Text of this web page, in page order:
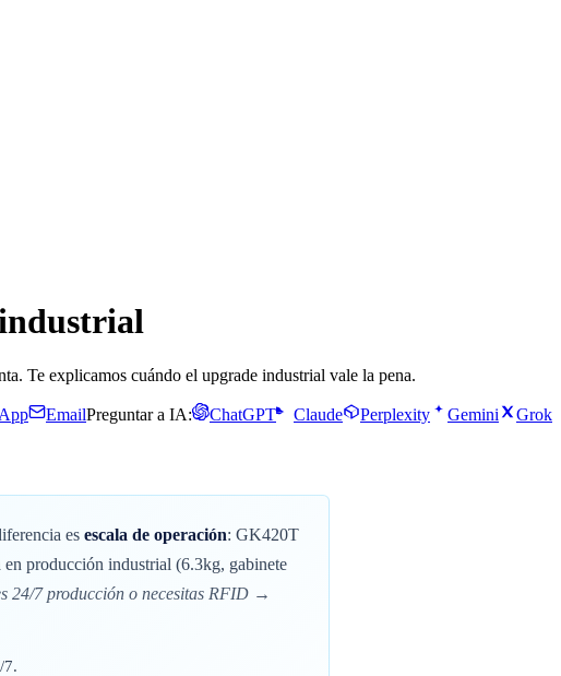
Te explicamos cuándo el upgrade industrial vale la pena.
EmailPreguntar a IA: ChatGPT Claude Perplexity Gemini Grok
es escala de operación: GK420T
producción industrial (6.3kg, gabinete
24/7 producción o necesitas RFID →
7.